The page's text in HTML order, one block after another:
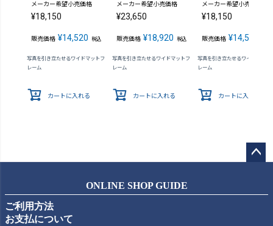
メーカー希望小売価格
¥18,150
販売価格 ¥14,520 税込
写真を引き立たせるワイドマットフ
レーム
カートに入れる
メーカー希望小売価格
¥23,650
販売価格 ¥18,920 税込
写真を引き立たせるワイドマットフ
レーム
カートに入れる
メーカー希望小売価格
¥18,150
販売価格 ¥14,520
写真を引き立たせるワイドマット
レーム
カートに入れる
ップ
ONLINE SHOP GUIDE
ご利用方法
お支払について